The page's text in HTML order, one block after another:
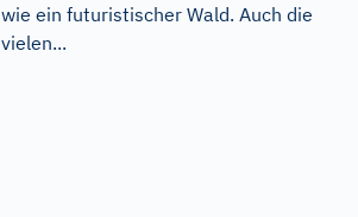
wie ein futuristischer Wald. Auch die
vielen...